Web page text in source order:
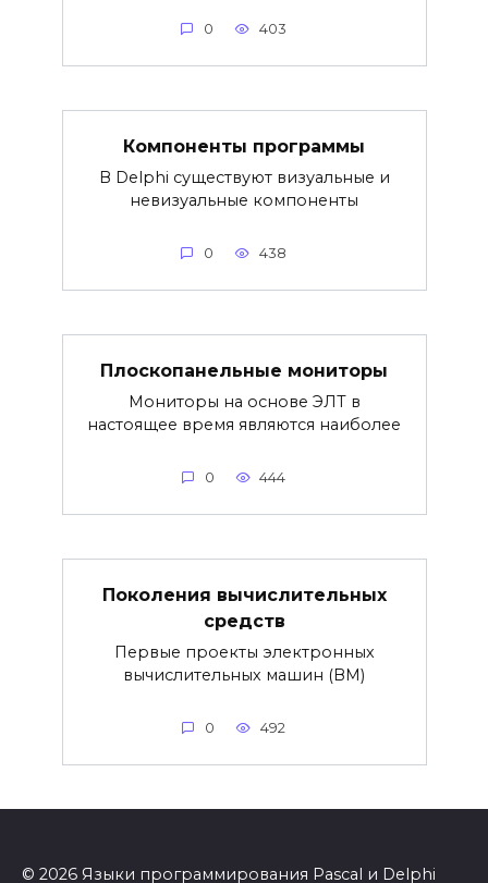
0 403
Компоненты программы
В Delphi существуют визуальные и
невизуальные компоненты
0 438
Плоскопанельные мониторы
Мониторы на основе ЭЛТ в
настоящее время являются наиболее
0 444
Поколения вычислительных
средств
Первые проекты электронных
вычислительных машин (ВМ)
0 492
© 2026 Языки программирования Pascal и Delphi